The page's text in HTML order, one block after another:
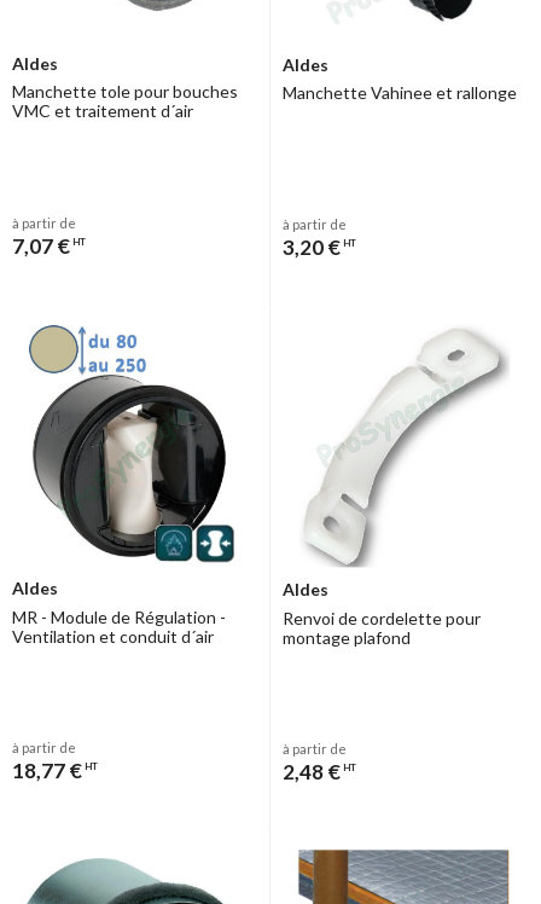
Aldes
Manchette tole pour bouches
VMC et traitement d´air
à partir de
7,07 € HT
Aldes
Manchette Vahinee et rallonge
à partir de
3,20 € HT
Aldes
MR - Module de Régulation -
Ventilation et conduit d´air
à partir de
18,77 € HT
Aldes
Renvoi de cordelette pour
montage plafond
à partir de
2,48 € HT